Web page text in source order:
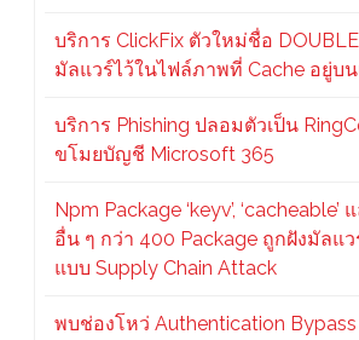
บริการ ClickFix ตัวใหม่ชื่อ
มัลแวร์ไว้ในไฟล์ภาพที่ Cache อยู่บน
บริการ Phishing ปลอมตัวเป็น
ขโมยบัญชี Microsoft 365
Npm Package ‘keyv’, ‘cacheable’
อื่น ๆ กว่า 400 Package ถูกฝังมัลแ
แบบ Supply Chain Attack
พบช่องโหว่ Authentication Bypass